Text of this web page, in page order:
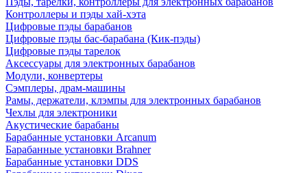
Контроллеры и пэды хай-хэта
Цифровые пэды барабанов
Цифровые пэды бас-барабана (Кик-пэды)
Цифровые пэды тарелок
Аксессуары для электронных барабанов
Модули, конвертеры
Сэмплеры, драм-машины
Рамы, держатели, клэмпы для электронных барабанов
Чехлы для электроники
Акустические барабаны
Барабанные установки Arcanum
Барабанные установки Brahner
Барабанные установки DDS